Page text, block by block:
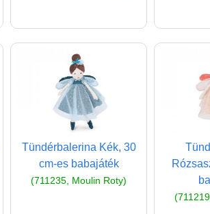
Tündérbalerina Kék, 30
cm-es babajáték
(711235, Moulin Roty)